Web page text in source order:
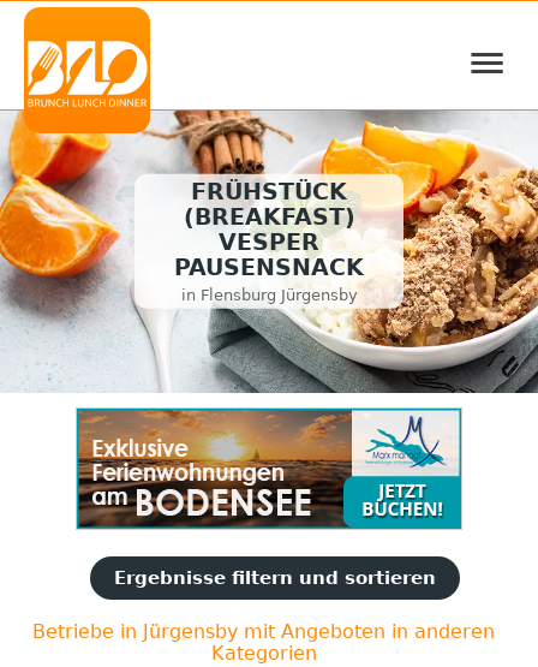
≡
FRÜHSTÜCK
(BREAKFAST)
VESPER
PAUSENSNACK
in Flensburg Jürgensby
Ergebnisse filtern und sortieren
Betriebe in Jürgensby mit Angeboten in anderen
Kategorien